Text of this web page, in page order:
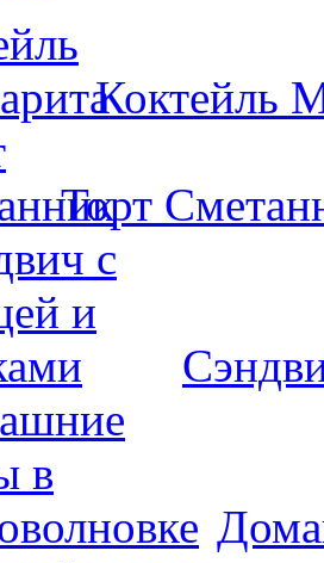
Коктейль
Торт